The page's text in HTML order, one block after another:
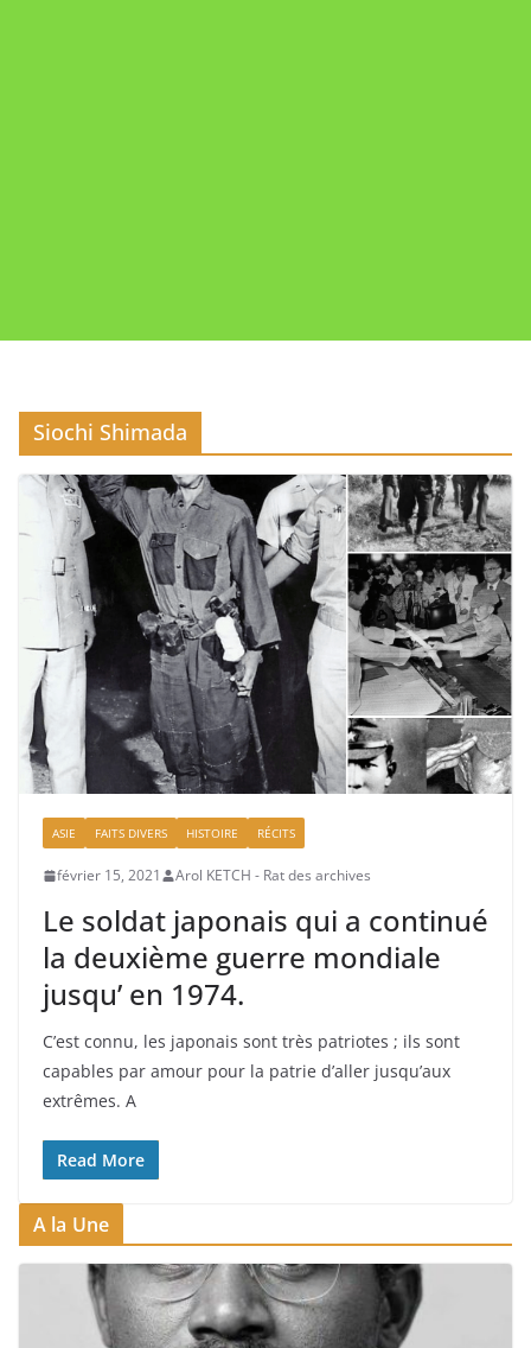
Siochi Shimada
ASIE FAITS DIVERS HISTOIRE RÉCITS
février 15, 2021 Arol KETCH - Rat des archives
Le soldat japonais qui a continué
la deuxième guerre mondiale
jusqu’ en 1974.
C’est connu, les japonais sont très patriotes ; ils sont
capables par amour pour la patrie d’aller jusqu’aux
extrêmes. A
Read More
A la Une